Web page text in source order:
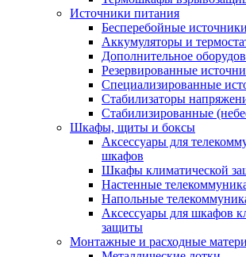
Источники питания
Бесперебойные
Аккумуляторы и
Дополнительное
Резервированные
Специализированные
Стабилизаторы
Стабилизированные
Шкафы, щиты и боксы
Аксессуары для
шкафов
Шкафы климатической
Настенные
Напольные
Аксессуары для шкафов
защиты
Монтажные и расходные